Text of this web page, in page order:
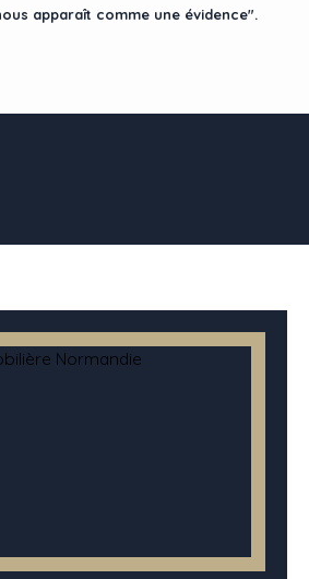
apparaît comme une évidence".